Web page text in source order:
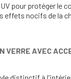
pour protéger le
effets nocifs de la
VERRE AVEC